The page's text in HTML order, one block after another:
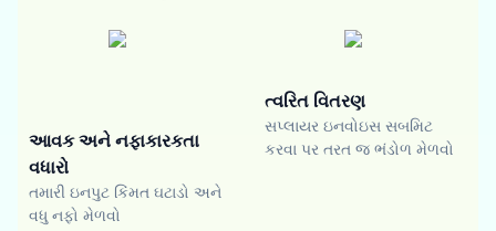
આવક અને નફાકારકતા
વધારો
તમારી ઇનપુટ કિંમત ઘટાડો અને
વધુ નફો મેળવો
ત્વરિત વિતરણ
સપ્લાયર ઇનવોઇસ સબમિટ
કરવા પર તરત જ ભંડોળ મેળવો